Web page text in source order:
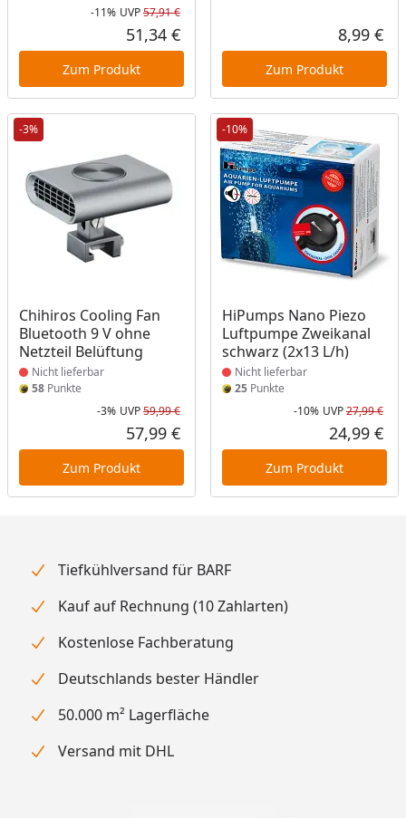
Rabatt in Prozent
-11%
Ursprünglicher Preis
UVP57,91 €
Aktueller Preis
51,34 €
Zum Produkt
8,99 €
Zum Produkt
-3%
Chihiros Cooling Fan
Bluetooth 9 V ohne
Netzteil Belüftung
Produkt nicht lieferbar
Nicht lieferbar
58 Punkte
Rabatt in Prozent
-3%
Ursprünglicher Preis
UVP59,99 €
Aktueller Preis
57,99 €
Zum Produkt
-10%
HiPumps Nano Piezo
Luftpumpe Zweikanal
schwarz (2x13 L/h)
Produkt nicht lieferbar
Nicht lieferbar
25Punkte
-10% UVP27,99 €
24,99 €
Zum Produkt
Tiefkühlversand für BARF
Kauf auf Rechnung (10 Zahlarten)
Kostenlose Fachberatung
Deutschlands bester Händler
50.000 m² Lagerfläche
Versand mit DHL